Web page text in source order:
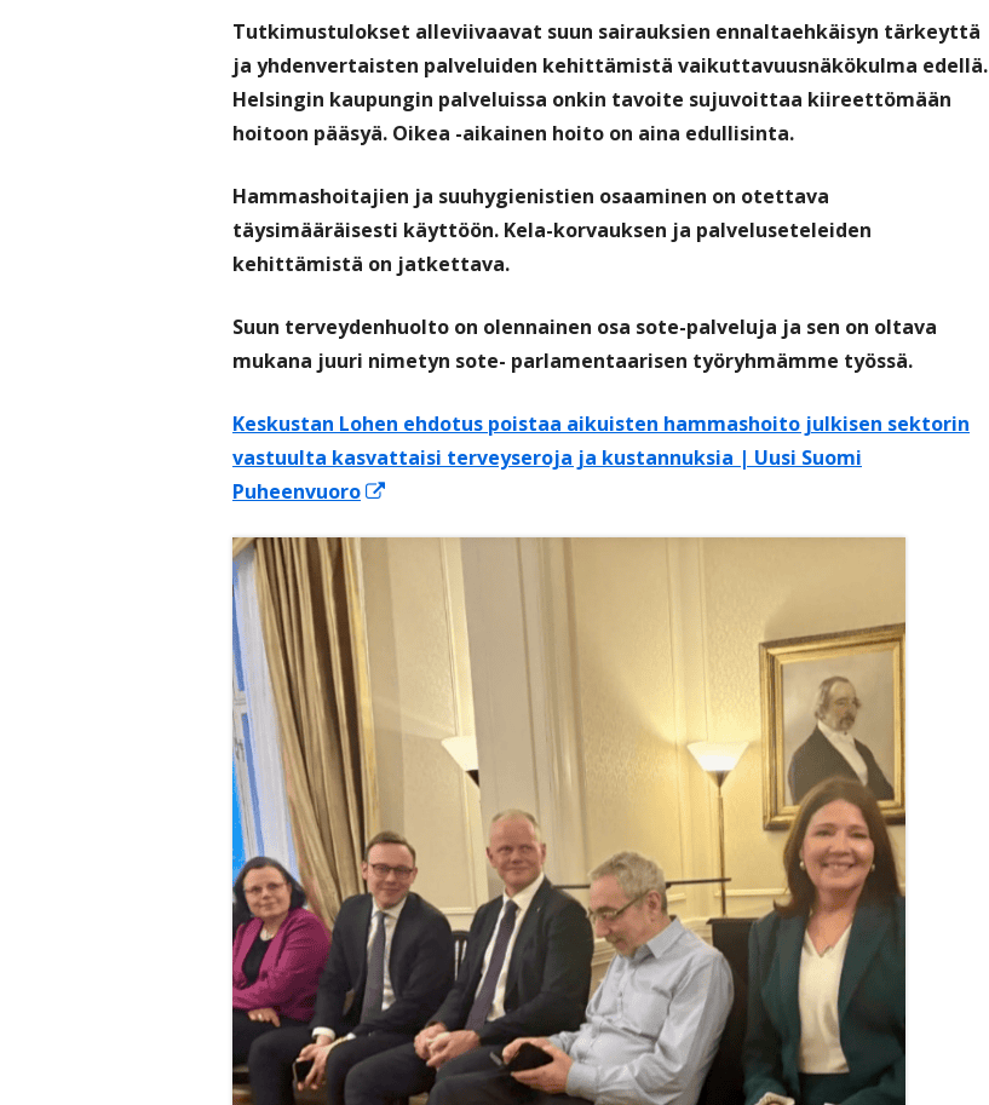
Tutkimustulokset alleviivaavat suun sairauksien ennaltaehkäisyn tärkeyttä
ja yhdenvertaisten palveluiden kehittämistä vaikuttavuusnäkökulma edellä.
Helsingin kaupungin palveluissa onkin tavoite sujuvoittaa kiireettömään
hoitoon pääsyä. Oikea -aikainen hoito on aina edullisinta.
Hammashoitajien ja suuhygienistien osaaminen on otettava
täysimääräisesti käyttöön. Kela-korvauksen ja palveluseteleiden
kehittämistä on jatkettava.
Suun terveydenhuolto on olennainen osa sote-palveluja ja sen on oltava
mukana juuri nimetyn sote- parlamentaarisen työryhmämme työssä.
Keskustan Lohen ehdotus poistaa aikuisten hammashoito julkisen sektorin
vastuulta kasvattaisi terveyseroja ja kustannuksia | Uusi Suomi
Puheenvuoro
ikkunaan